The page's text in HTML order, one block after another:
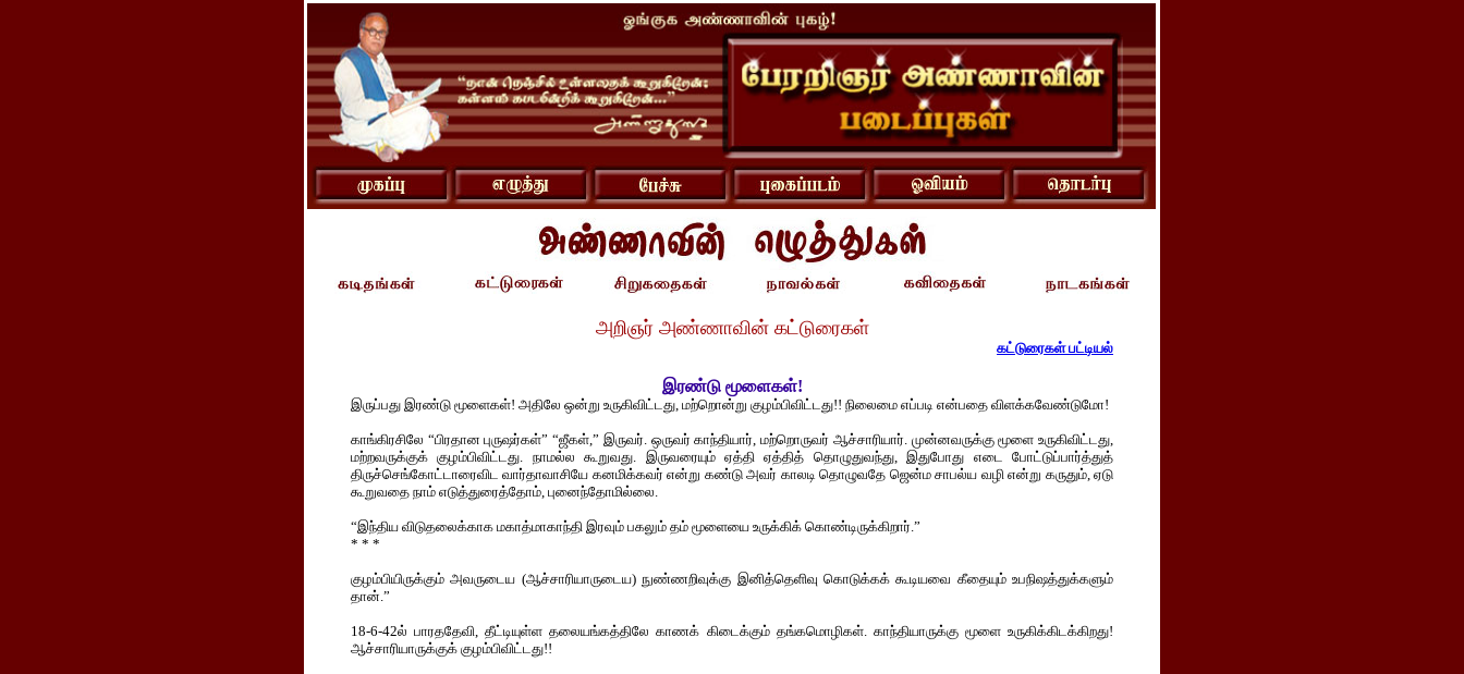
அறிஞர் அண்ணாவின் கட்டுரைகள்
கட்டுரைகள் பட்டியல்
இரண்டு மூளைகள்!
இருப்பது இரண்டு மூளைகள்! அதிலே ஒன்று உருகிவிட்டது, மற்றொன்று குழம்பிவிட்டது!! நிலைமை எப்படி என்பதை விளக்கவேண்டுமோ!
காங்கிரசிலே “பிரதான புருஷர்கள்” “ஜீகள்,” இருவர். ஒருவர் காந்தியார், மற்றொருவர் ஆச்சாரியார். முன்னவருக்கு மூளை உருகிவிட்டது,
மற்றவருக்குக் குழம்பிவிட்டது. நாமல்ல கூறுவது. இருவரையும் ஏத்தி ஏத்தித் தொழுதுவந்து, இதுபோது எடை போட்டுப்பார்த்துத்
திருச்செங்கோட்டாரைவிட வார்தாவாசியே கனமிக்கவர் என்று கண்டு அவர் காலடி தொழுவதே ஜென்ம சாபல்ய வழி என்று கருதும், ஏடு
கூறுவதை நாம் எடுத்துரைத்தோம், புனைந்தோமில்லை.
“இந்திய விடுதலைக்காக மகாத்மாகாந்தி இரவும் பகலும் தம் மூளையை உருக்கிக் கொண்டிருக்கிறார்.”
* * *
குழம்பியிருக்கும் அவருடைய (ஆச்சாரியாருடைய) நுண்ணறிவுக்கு இனித்தெளிவு கொடுக்கக் கூடியவை கீதையும் உபநிஷத்துக்களும்
தான்.”
18-6-42ல் பாரததேவி, தீட்டியுள்ள தலையங்கத்திலே காணக் கிடைக்கும் தங்கமொழிகள். காந்தியாருக்கு மூளை உருகிக்கிடக்கிறது!
ஆச்சாரியாருக்குக் குழம்பிவிட்டது!!